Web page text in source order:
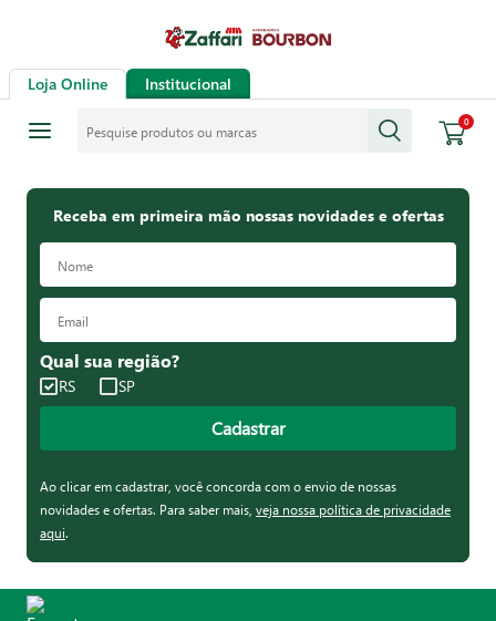
Loja Online Institucional
0
Receba em primeira mão nossas novidades e ofertas
Qual sua região?
RS SP
Cadastrar
Ao clicar em cadastrar, você concorda com o envio de nossas
novidades e ofertas. Para saber mais, veja nossa política de privacidade
aqui.